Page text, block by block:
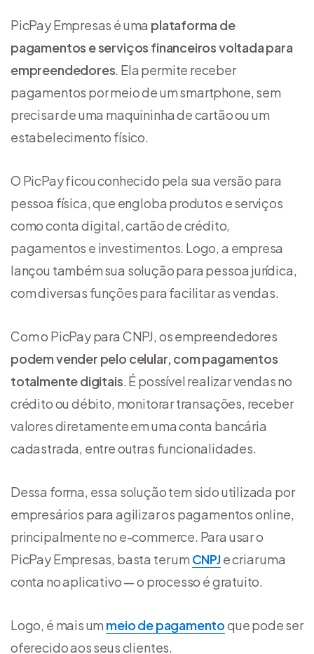
PicPay Empresas é uma plataforma de
pagamentos e serviços financeiros voltada para
empreendedores. Ela permite receber
pagamentos por meio de um smartphone, sem
precisar de uma maquininha de cartão ou um
estabelecimento físico.
O PicPay ficou conhecido pela sua versão para
pessoa física, que engloba produtos e serviços
como conta digital, cartão de crédito,
pagamentos e investimentos. Logo, a empresa
lançou também sua solução para pessoa jurídica,
com diversas funções para facilitar as vendas.
Com o PicPay para CNPJ, os empreendedores
podem vender pelo celular, com pagamentos
totalmente digitais. É possível realizar vendas no
crédito ou débito, monitorar transações, receber
valores diretamente em uma conta bancária
cadastrada, entre outras funcionalidades.
Dessa forma, essa solução tem sido utilizada por
empresários para agilizar os pagamentos online,
principalmente no e-commerce. Para usar o
PicPay Empresas, basta ter um CNPJe criar uma
conta no aplicativo — o processo é gratuito.
Logo, é mais um meio de pagamentoque pode ser
oferecido aos seus clientes.